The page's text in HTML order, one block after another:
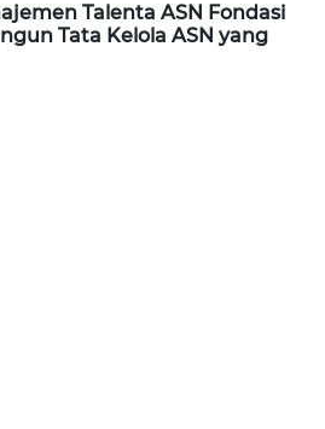
Talenta ASN Fondasi
Tata Kelola ASN yang